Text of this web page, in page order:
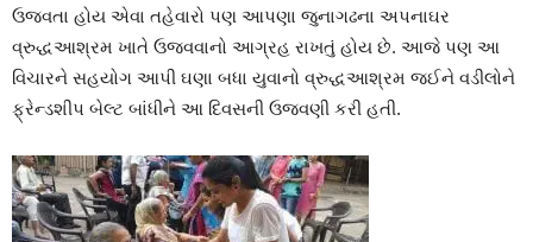
ઉજવતા હોય એવા તહેવારો પણ આપણા જુનાગઢના અપનાઘર
વ્રુદ્ધઆશ્રમ ખાતે ઉજવવાનો આગ્રહ રાખતું હોય છે. આજે પણ આ
વિચારને સહયોગ આપી ઘણા બધા યુવાનો વ્રુદ્ધઆશ્રમ જઈને વડીલોને
ફ્રેન્ડશીપ બેલ્ટ બાંધીને આ દિવસની ઉજવણી કરી હતી.